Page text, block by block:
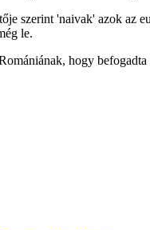
szerint 'naivak' azok az
le.
hogy